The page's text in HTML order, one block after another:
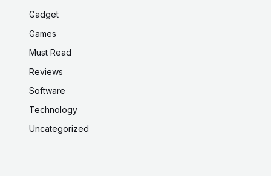
Gadget
Games
Must Read
Reviews
Software
Technology
Uncategorized